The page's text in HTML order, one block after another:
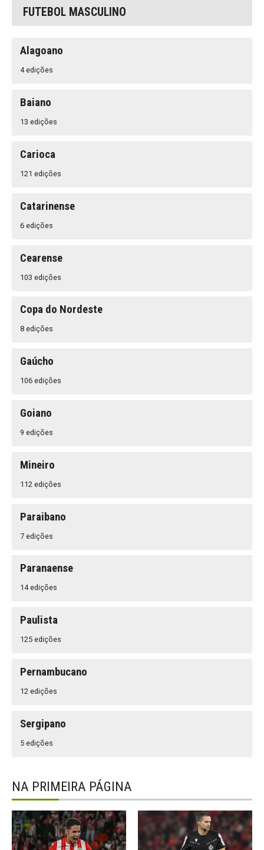
FUTEBOL MASCULINO
Alagoano
4 edições
Baiano
13 edições
Carioca
121 edições
Catarinense
6 edições
Cearense
103 edições
Copa do Nordeste
8 edições
Gaúcho
106 edições
Goiano
9 edições
Mineiro
112 edições
Paraibano
7 edições
Paranaense
14 edições
Paulista
125 edições
Pernambucano
12 edições
Sergipano
5 edições
NA PRIMEIRA PÁGINA